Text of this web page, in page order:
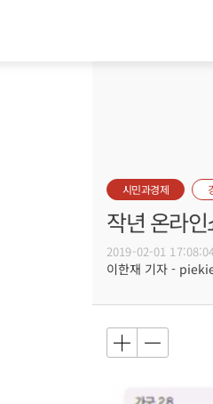
시민과경제
작년 온라
2019-02-01
이한재 기자 -